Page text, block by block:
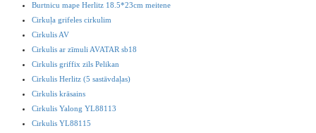
Burtnicu mape Herlitz 18.5*23cm meitene
Cirkuļa grifeles cirkulim
Cirkulis AV
Cirkulis ar zīmuli AVATAR sb18
Cirkulis griffix zils Pelikan
Cirkulis Herlitz (5 sastāvdaļas)
Cirkulis krāsains
Cirkulis Yalong YL88113
Cirkulis YL88115